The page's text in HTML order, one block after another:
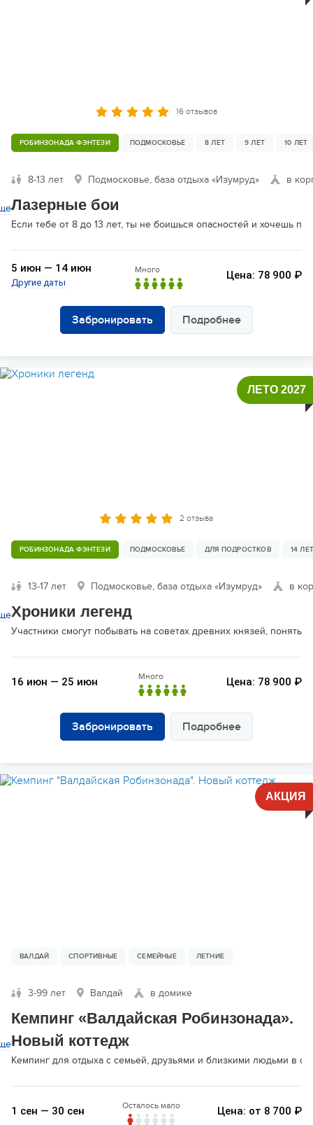
16 отзывов
РОБИНЗОНАДА ФЭНТЕЗИ ПОДМОСКОВЬЕ 8 ЛЕТ 9 ЛЕТ 10 ЛЕТ
8-13 лет Подмосковье, база отдыха «Изумруд» в
Лазерные бои
Если тебе от 8 до 13 лет, ты не боишься опасностей и хочешь
5 июн — 14 июн
Другие даты
Много Цена: 78 900 ₽
Забронировать Подробнее
2 отзыва
РОБИНЗОНАДА ФЭНТЕЗИ ПОДМОСКОВЬЕ ДЛЯ ПОДРОСТКОВ 14
13-17 лет Подмосковье, база отдыха «Изумруд» в
Хроники легенд
Участники смогут побывать на советах древних князей,
ЛЕТО 2027
16 июн — 25 июн Много Цена: 78 900 ₽
Забронировать Подробнее
ВАЛДАЙ СПОРТИВНЫЕ СЕМЕЙНЫЕ ЛЕТНИЕ
3-99 лет Валдай в домике
Кемпинг «Валдайская Робинзонада».
Новый коттедж
Кемпинг для отдыха с семьей, друзьями и близкими людьми в
АКЦИЯ
1 сен — 30 сен Осталось мало Цена: от 8 700 ₽